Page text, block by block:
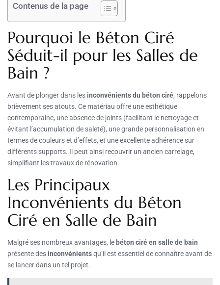
Contenus de la page
Pourquoi le Béton Ciré
Séduit-il pour les Salles de
Bain ?
Avant de plonger dans les inconvénients du béton ciré, rappelons
brièvement ses atouts. Ce matériau offre une esthétique
contemporaine, une absence de joints (facilitant le nettoyage et
évitant l’accumulation de saleté), une grande personnalisation en
termes de couleurs et d’effets, et une excellente adhérence sur
différents supports. Il peut ainsi recouvrir un ancien carrelage,
simplifiant les travaux de rénovation.
Les Principaux
Inconvénients du Béton
Ciré en Salle de Bain
Malgré ses nombreux avantages, lebéton ciré en salle de bain
présente des inconvénientsqu’il est essentiel de connaître avant de
se lancer dans un tel projet.